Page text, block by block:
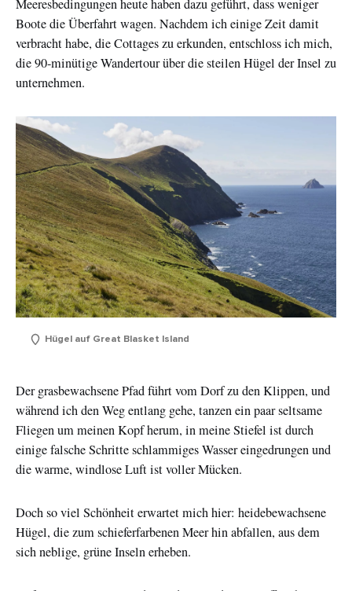
Vorname
Nachname
E-
Meeresbedingungen heute haben dazu geführt, dass weniger
Boote die Überfahrt wagen. Nachdem ich einige Zeit damit
verbracht habe, die Cottages zu erkunden, entschloss ich mich,
die 90-minütige Wandertour über die steilen Hügel der Insel zu
unternehmen.
Hügel auf Great Blasket Island
Der grasbewachsene Pfad führt vom Dorf zu den Klippen, und
während ich den Weg entlang gehe, tanzen ein paar seltsame
Fliegen um meinen Kopf herum, in meine Stiefel ist durch
einige falsche Schritte schlammiges Wasser eingedrungen und
die warme, windlose Luft ist voller Mücken.
Doch so viel Schönheit erwartet mich hier: heidebewachsene
Hügel, die zum schieferfarbenen Meer hin abfallen, aus dem
sich neblige, grüne Inseln erheben.